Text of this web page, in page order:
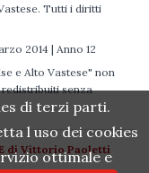
Tutti i diritti
2014 | Anno 12
e Alto Vastese" non
senza
di Vittorio Paoletti
di terzi parti.
l uso dei cookies
ottimale e